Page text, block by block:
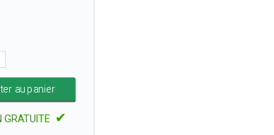
au panier
GRATUITE ✔